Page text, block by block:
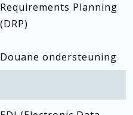
Requirements Planning
(DRP)
Douane ondersteuning